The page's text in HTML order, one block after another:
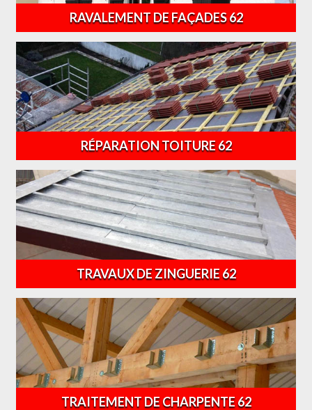
RAVALEMENT DE FAÇADES 62
RÉPARATION TOITURE 62
TRAVAUX DE ZINGUERIE 62
TRAITEMENT DE CHARPENTE 62